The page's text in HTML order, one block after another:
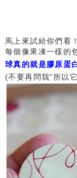
馬上來試給你們看！
每個像果凍一樣的
球真的就是膠原蛋
(不要再問我"所以